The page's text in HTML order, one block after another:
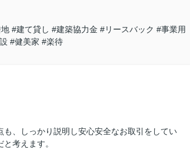
#建て貸し #建築協力金 #リースバック #事業用
#健美家 #楽待
、しっかり説明し安心安全なお取引をしてい
考えます。